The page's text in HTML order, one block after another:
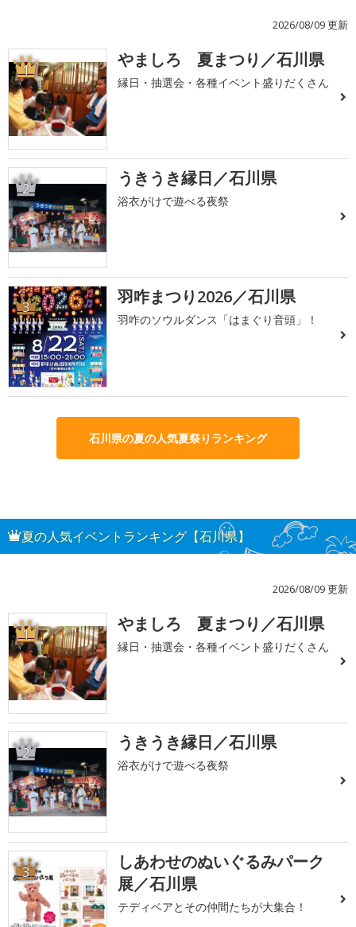
2026/08/09 更新
1 やましろ 夏まつり／石川県
縁日・抽選会・各種イベント盛りだくさん
2 うきうき縁日／石川県
浴衣がけで遊べる夜祭
3 羽咋まつり2026／石川県
羽咋のソウルダンス「はまぐり音頭」！
石川県の夏の人気夏祭りランキング
夏の人気イベントランキング【石川県】
2026/08/09 更新
1 やましろ 夏まつり／石川県
縁日・抽選会・各種イベント盛りだくさん
2 うきうき縁日／石川県
浴衣がけで遊べる夜祭
3
しあわせのぬいぐるみパーク
展／石川県
テディベアとその仲間たちが大集合！